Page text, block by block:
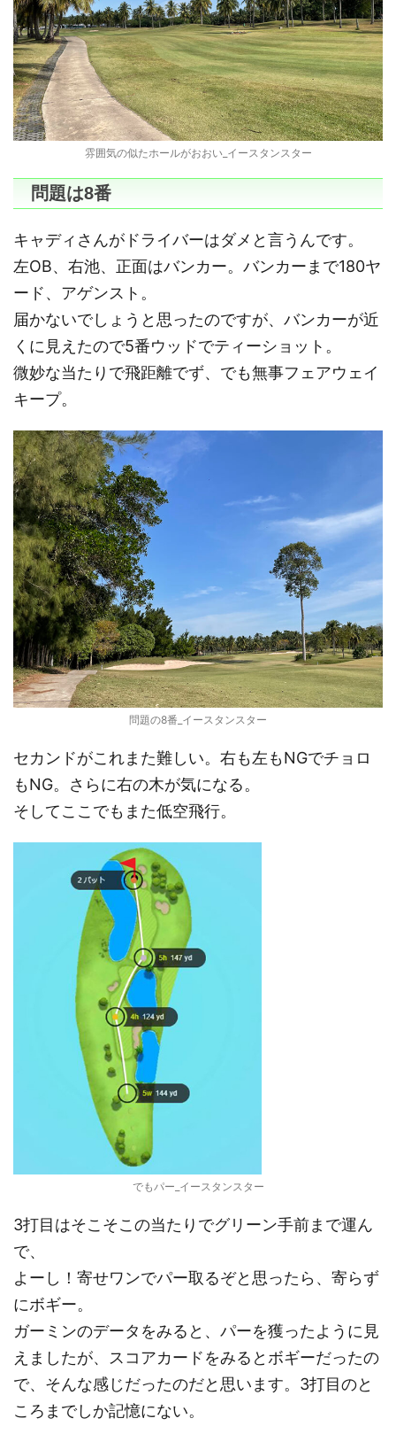
雰囲気の似たホールがおおい_イースタンスター
問題は8番
キャディさんがドライバーはダメと言うんです。
左OB、右池、正面はバンカー。バンカーまで180ヤ
ード、アゲンスト。
届かないでしょうと思ったのですが、バンカーが近
くに見えたので5番ウッドでティーショット。
微妙な当たりで飛距離でず、でも無事フェアウェイ
キープ。
問題の8番_イースタンスター
セカンドがこれまた難しい。右も左もNGでチョロ
もNG。さらに右の木が気になる。
そしてここでもまた低空飛行。
でもパー_イースタンスター
3打目はそこそこの当たりでグリーン手前まで運ん
で、
よーし！寄せワンでパー取るぞと思ったら、寄らず
にボギー。
ガーミンのデータをみると、パーを獲ったように見
えましたが、スコアカードをみるとボギーだったの
で、そんな感じだったのだと思います。3打目のと
ころまでしか記憶にない。